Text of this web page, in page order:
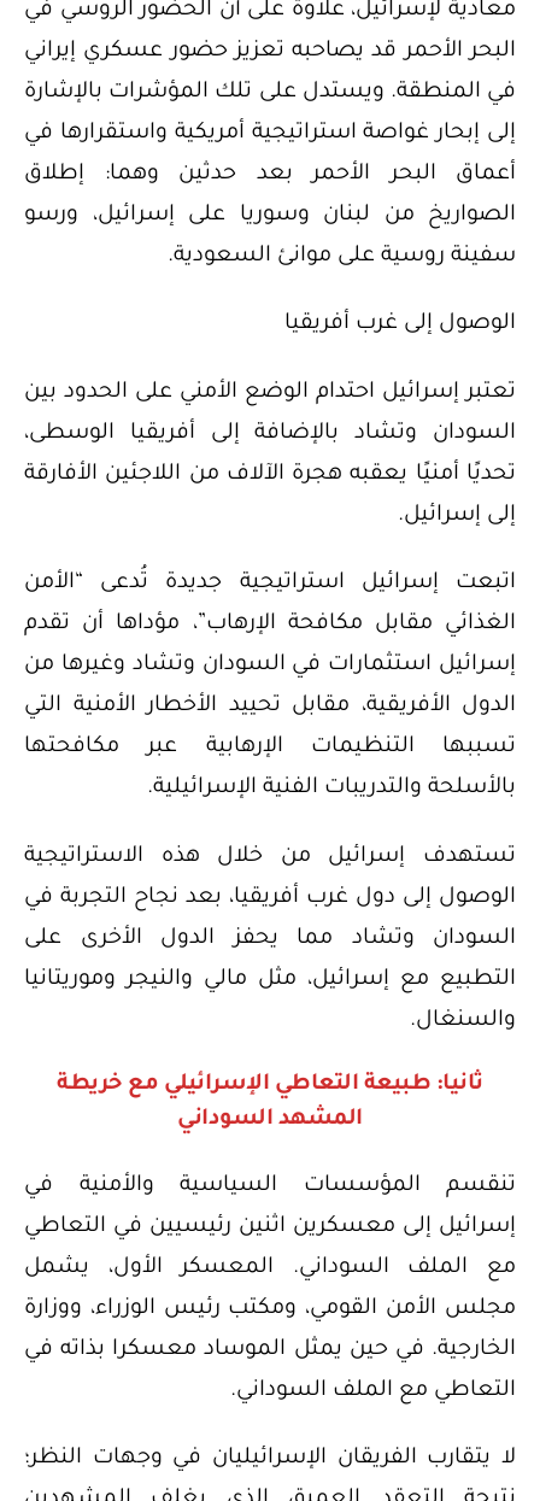
معادية لإسرائيل، علاوة على أن الحضور الروسي في
البحر الأحمر قد يصاحبه تعزيز حضور عسكري إيراني
في المنطقة. ويستدل على تلك المؤشرات بالإشارة
إلى إبحار غواصة استراتيجية أمريكية واستقرارها في
أعماق البحر الأحمر بعد حدثين وهما: إطلاق
الصواريخ من لبنان وسوريا على إسرائيل، ورسو
سفينة روسية على موانئ السعودية.
الوصول إلى غرب أفريقيا
تعتبر إسرائيل احتدام الوضع الأمني على الحدود بين
السودان وتشاد بالإضافة إلى أفريقيا الوسطى،
تحديًا أمنيًا يعقبه هجرة الآلاف من اللاجئين الأفارقة
إلى إسرائيل.
اتبعت إسرائيل استراتيجية جديدة تُدعى “الأمن
الغذائي مقابل مكافحة الإرهاب”، مؤداها أن تقدم
إسرائيل استثمارات في السودان وتشاد وغيرها من
الدول الأفريقية، مقابل تحييد الأخطار الأمنية التي
تسببها التنظيمات الإرهابية عبر مكافحتها
بالأسلحة والتدريبات الفنية الإسرائيلية.
تستهدف إسرائيل من خلال هذه الاستراتيجية
الوصول إلى دول غرب أفريقيا، بعد نجاح التجربة في
السودان وتشاد مما يحفز الدول الأخرى على
التطبيع مع إسرائيل، مثل مالي والنيجر وموريتانيا
والسنغال.
ثانيا: طبيعة التعاطي الإسرائيلي مع خريطة
المشهد السوداني
تنقسم المؤسسات السياسية والأمنية في
إسرائيل إلى معسكرين اثنين رئيسيين في التعاطي
مع الملف السوداني. المعسكر الأول، يشمل
مجلس الأمن القومي، ومكتب رئيس الوزراء، ووزارة
الخارجية. في حين يمثل الموساد معسكرا بذاته في
التعاطي مع الملف السوداني.
لا يتقارب الفريقان الإسرائيليان في وجهات النظر؛